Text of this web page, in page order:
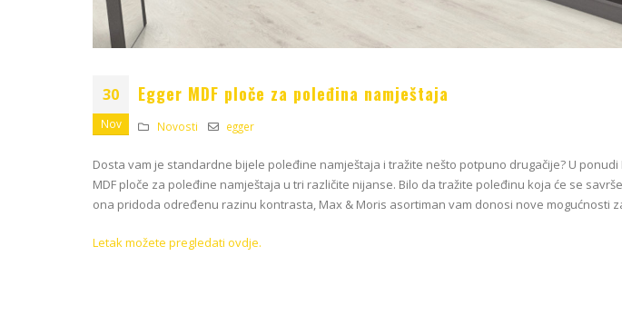
30
Nov
Egger MDF ploče za poleđina namještaja
Novosti egger
Dosta vam je standardne bijele poleđine namještaja i tražite nešto potpuno drugačije? U
MDF ploče za poleđine namještaja u tri različite nijanse. Bilo da tražite poleđinu koja će se
ona pridoda određenu razinu kontrasta, Max & Moris asortiman vam donosi nove mogućnosti
Letak možete pregledati ovdje.
Inspiracija bez granica:
12/05/2026